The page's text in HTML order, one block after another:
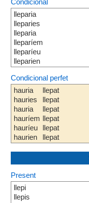
Condicional
lleparia
lleparies
lleparia
lleparíem
lleparíeu
lleparien
Condicional perfet
hauria
hauries
hauria
hauríem
hauríeu
haurien
llepat
llepat
llepat
llepat
llepat
llepat
Present
llepi
llepis